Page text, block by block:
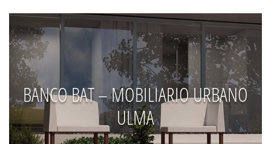
BANCO BAT – MOBILIARIO URBANO
ULMA